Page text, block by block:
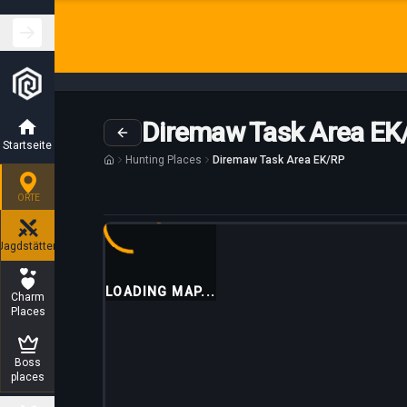
Startseite
ORTE
Charm
Places
Boss
places
Diremaw Task Area
Hunting Places Diremaw Task Area EK/RP
LOADING MAP...